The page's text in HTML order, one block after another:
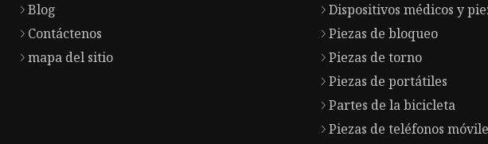
Blog
Contáctenos
mapa del sitio
Dispositivos médicos y
Piezas de bloqueo
Piezas de torno
Piezas de portátiles
Partes de la bicicleta
Piezas de teléfonos